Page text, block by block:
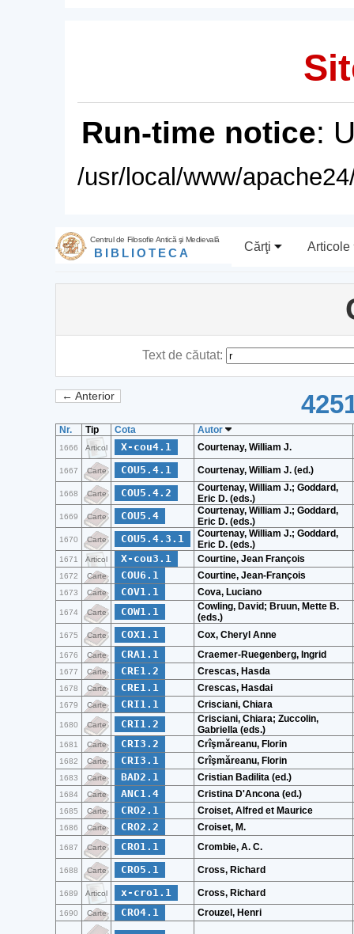
Run-time notice:
/usr/local/www/
Centrul de Filosofie Antică şi Medievală
BIBLIOTECA Cărţi Articole
Text de căutat:
← Anterior
Nr. Tip Cota Autor
1666 Articol X-cou4.1 Courtenay, William J.
1667 Carte COU5.4.1 Courtenay, William J. (ed.)
1668 Carte COU5.4.2
Courtenay, William J.; Goddard,
Eric D. (eds.)
1669 Carte COU5.4
Courtenay, William J.; Goddard,
Eric D. (eds.)
1670 Carte COU5.4.3.1
Courtenay, William J.; Goddard,
Eric D. (eds.)
1671 Articol X-cou3.1 Courtine, Jean François
1672 Carte COU6.1 Courtine, Jean-François
1673 Carte COV1.1 Cova, Luciano
1674 Carte COW1.1
Cowling, David; Bruun, Mette B.
(eds.)
1675 Carte COX1.1 Cox, Cheryl Anne
1676 Carte CRA1.1 Craemer-Ruegenberg, Ingrid
1677 Carte CRE1.2 Crescas, Hasda
1678 Carte CRE1.1 Crescas, Hasdai
1679 Carte CRI1.1 Crisciani, Chiara
1680 Carte CRI1.2
Crisciani, Chiara; Zuccolin,
Gabriella (eds.)
1681 Carte CRI3.2 Crîşmăreanu, Florin
1682 Carte CRI3.1 Crîşmăreanu, Florin
1683 Carte BAD2.1 Cristian Badilita (ed.)
1684 Carte ANC1.4 Cristina D'Ancona (ed.)
1685 Carte CRO2.1 Croiset, Alfred et Maurice
1686 Carte CRO2.2 Croiset, M.
1687 Carte CRO1.1 Crombie, A. C.
1688 Carte CRO5.1 Cross, Richard
1689 Articol x-cro1.1 Cross, Richard
1690 Carte CRO4.1 Crouzel, Henri